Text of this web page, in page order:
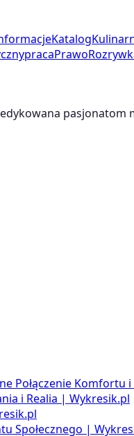
Katalog
pracaPrawo
Połączenie
i Realia | Wykresik.pl
Społecznego |